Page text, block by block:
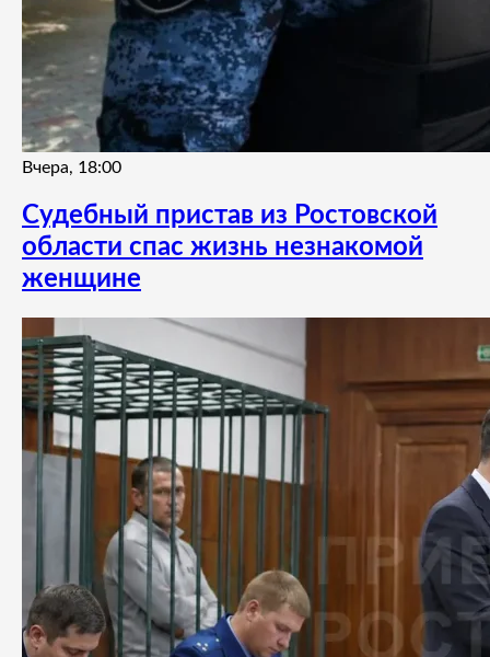
Вчера, 18:00
Судебный пристав из Ростовской
области спас жизнь незнакомой
женщине